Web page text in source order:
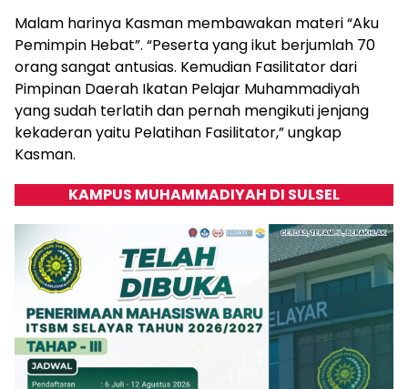
Malam harinya Kasman membawakan materi “Aku
Pemimpin Hebat”. “Peserta yang ikut berjumlah 70
orang sangat antusias. Kemudian Fasilitator dari
Pimpinan Daerah Ikatan Pelajar Muhammadiyah
yang sudah terlatih dan pernah mengikuti jenjang
kekaderan yaitu Pelatihan Fasilitator,” ungkap
Kasman.
KAMPUS MUHAMMADIYAH DI SULSEL